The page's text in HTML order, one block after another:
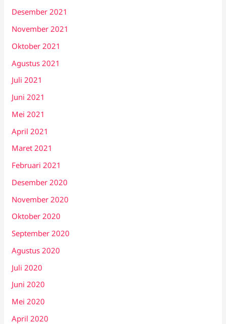
Desember 2021
November 2021
Oktober 2021
Agustus 2021
Juli 2021
Juni 2021
Mei 2021
April 2021
Maret 2021
Februari 2021
Desember 2020
November 2020
Oktober 2020
September 2020
Agustus 2020
Juli 2020
Juni 2020
Mei 2020
April 2020